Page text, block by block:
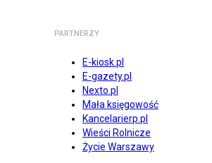
PARTNERZY
E-kiosk.pl
E-gazety.pl
Nexto.pl
Mała księgowość
Kancelarierp.pl
Wieści Rolnicze
Życie Warszawy